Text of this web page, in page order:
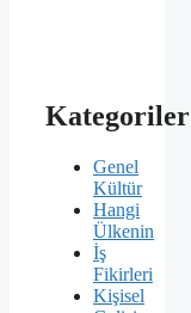
Kategoriler
Genel
Kültür
Hangi
Ülkenin
İş
Fikirleri
Kişisel